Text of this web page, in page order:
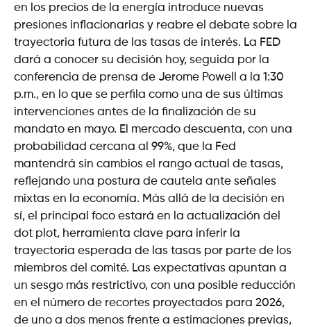
en los precios de la energía introduce nuevas
presiones inflacionarias y reabre el debate sobre la
trayectoria futura de las tasas de interés. La FED
dará a conocer su decisión hoy, seguida por la
conferencia de prensa de Jerome Powell a la 1:30
p.m., en lo que se perfila como una de sus últimas
intervenciones antes de la finalización de su
mandato en mayo. El mercado descuenta, con una
probabilidad cercana al 99%, que la Fed
mantendrá sin cambios el rango actual de tasas,
reflejando una postura de cautela ante señales
mixtas en la economía. Más allá de la decisión en
sí, el principal foco estará en la actualización del
dot plot, herramienta clave para inferir la
trayectoria esperada de las tasas por parte de los
miembros del comité. Las expectativas apuntan a
un sesgo más restrictivo, con una posible reducción
en el número de recortes proyectados para 2026,
de uno a dos menos frente a estimaciones previas,